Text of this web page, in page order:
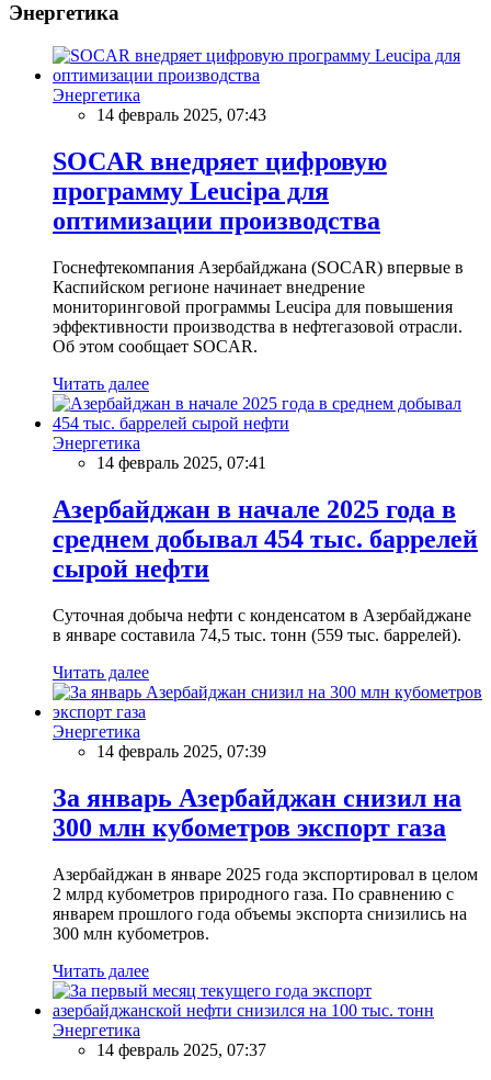
Энергетика
Энергетика
14 февраль 2025, 07:43
SOCAR внедряет цифровую
программу Leucipa для
оптимизации производства
Госнефтекомпания Азербайджана (SOCAR) впервые в
Каспийском регионе начинает внедрение
мониторинговой программы Leucipa для повышения
эффективности производства в нефтегазовой отрасли.
Об этом сообщает SOCAR.
Читать далее
Энергетика
14 февраль 2025, 07:41
Азербайджан в начале 2025 года в
среднем добывал 454 тыс. баррелей
сырой нефти
Суточная добыча нефти с конденсатом в Азербайджане
в январе составила 74,5 тыс. тонн (559 тыс. баррелей).
Читать далее
Энергетика
14 февраль 2025, 07:39
За январь Азербайджан снизил на
300 млн кубометров экспорт газа
Азербайджан в январе 2025 года экспортировал в целом
2 млрд кубометров природного газа. По сравнению с
январем прошлого года объемы экспорта снизились на
300 млн кубометров.
Читать далее
Энергетика
14 февраль 2025, 07:37